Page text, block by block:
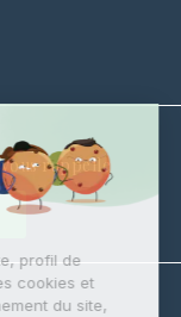
vous rappelle